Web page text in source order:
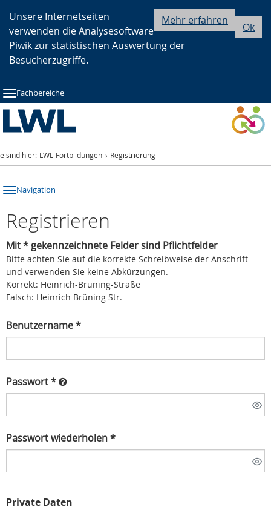
Hauptnavigation
Seitennavigation
Inhalt
Ok
Mehr erfahren
Unsere Internetseiten
verwenden die Analysesoftware
Piwik zur statistischen Auswertung der
Besucherzugriffe.
Fachbereiche
sind hier: LWL-Fortbildungen Registrierung
Navigation
Registrieren
Mit * gekennzeichnete Felder sind Pflichtfelder
Bitte achten Sie auf die korrekte Schreibweise der Anschrift
und verwenden Sie keine Abkürzungen.
Korrekt: Heinrich-Brüning-Straße
Falsch: Heinrich Brüning Str.
Benutzername *
Passwort *
Passwort wiederholen *
Private Daten